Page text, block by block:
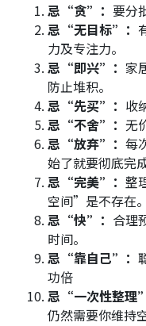
忌“贪”： 要分
忌“无目标”：
力及专注力。
忌“即兴”： 家
防止堆积。
忌“先买”： 收
忌“不舍”： 无
忌“放弃”： 每
始了就要彻底完成
忌“完美”： 整
空间”是不存在。
忌“快”： 合理
时间。
忌“靠自己”：
功倍
忌“一次性整理”
仍然需要你维持